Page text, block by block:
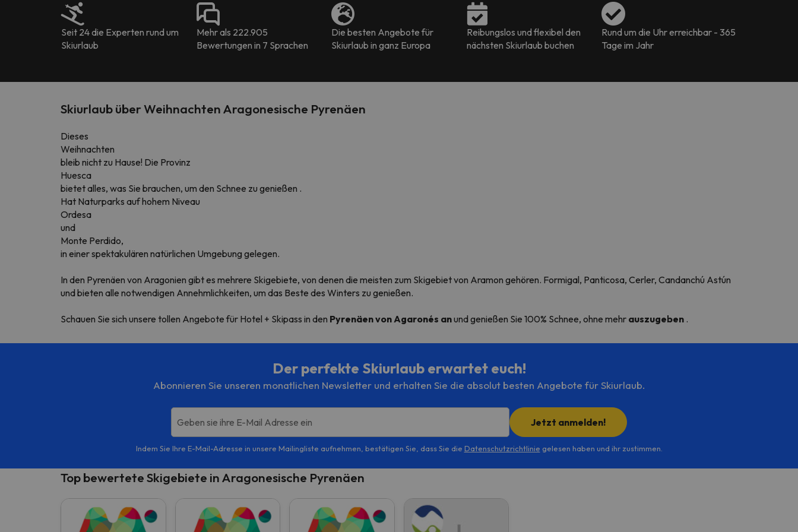
Seit 24 die Experten rund um
Skiurlaub
Mehr als 222.905
Bewertungen in 7 Sprachen
Die besten Angebote für
Skiurlaub in ganz Europa
Reibungslos und flexibel den
nächsten Skiurlaub buchen
Rund um die Uhr erreichbar - 365
Tage im Jahr
Skiurlaub über Weihnachten Aragonesische Pyrenäen
Dieses
Weihnachten
bleib nicht zu Hause! Die Provinz
Huesca
bietet alles, was Sie brauchen, um den Schnee zu genießen .
Hat Naturparks auf hohem Niveau
Ordesa
und
Monte Perdido,
in einer spektakulären natürlichen Umgebung gelegen.
In den Pyrenäen von Aragonien gibt es mehrere Skigebiete, von denen die meisten zum Skigebiet von Aramon gehören. Formigal, Panticosa, Cerler, Candanchú Astún
und bieten alle notwendigen Annehmlichkeiten, um das Beste des Winters zu genießen.
Schauen Sie sich unsere tollen Angebote für Hotel + Skipass in den Pyrenäen von Agaronés anund genießen Sie 100% Schnee, ohne mehr auszugeben .
Der perfekte Skiurlaub erwartet euch!
Abonnieren Sie unseren monatlichen Newsletter und erhalten Sie die absolut besten Angebote für Skiurlaub.
Geben sie ihre E-Mail Adresse ein Jetzt anmelden!
Indem Sie Ihre E-Mail-Adresse in unsere Mailingliste aufnehmen, bestätigen Sie, dass Sie die Datenschutzrichtlinie gelesen haben und ihr zustimmen.
Top bewertete Skigebiete in Aragonesische Pyrenäen